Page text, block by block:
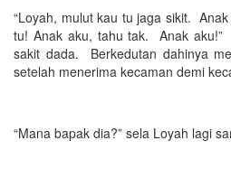
“Loyah, mulut kau tu jaga sikit.
tu! Anak aku, tahu tak. Anak aku!”
sakit dada. Berkedutan dahinya
setelah menerima kecaman demi
“Mana bapak dia?” sela Loyah lagi